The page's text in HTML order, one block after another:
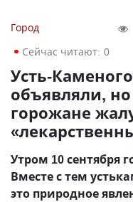
Город
Сейчас читают: 0
Усть-
объявляли,
горожане
Утром 10 сентября
Вместе с тем
это природное